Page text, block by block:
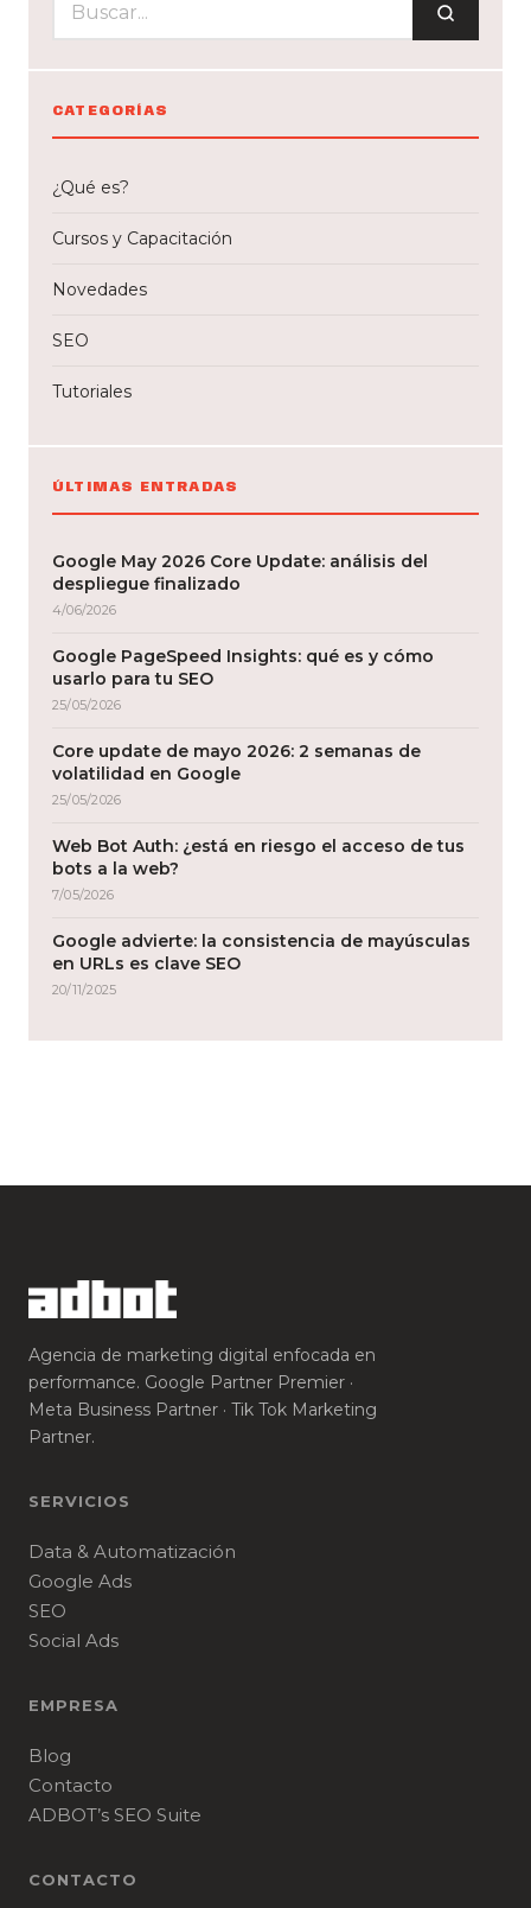
CATEGORÍAS
¿Qué es?
Cursos y Capacitación
Novedades
SEO
Tutoriales
ÚLTIMAS ENTRADAS
Google May 2026 Core Update: análisis del
despliegue finalizado
4/06/2026
Google PageSpeed Insights: qué es y cómo
usarlo para tu SEO
25/05/2026
Core update de mayo 2026: 2 semanas de
volatilidad en Google
25/05/2026
Web Bot Auth: ¿está en riesgo el acceso de tus
bots a la web?
7/05/2026
Google advierte: la consistencia de mayúsculas
en URLs es clave SEO
20/11/2025
Agencia de marketing digital enfocada en
performance. Google Partner Premier ·
Meta Business Partner · Tik Tok Marketing
Partner.
SERVICIOS
Data & Automatización
Google Ads
SEO
Social Ads
EMPRESA
Blog
Contacto
ADBOT’s SEO Suite
CONTACTO